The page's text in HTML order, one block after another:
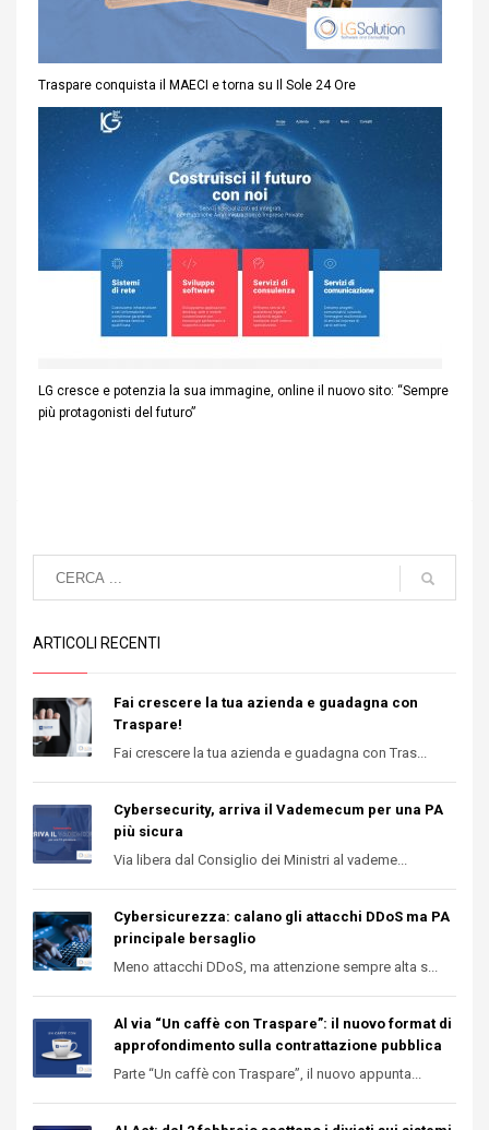
Traspare conquista il MAECI e torna su Il Sole 24 Ore
LG cresce e potenzia la sua immagine, online il nuovo sito: “Sempre
più protagonisti del futuro”
ARTICOLI RECENTI
Fai crescere la tua azienda e guadagna con
Traspare!
Fai crescere la tua azienda e guadagna con Tras...
Cybersecurity, arriva il Vademecum per una PA
più sicura
Via libera dal Consiglio dei Ministri al vademe...
Cybersicurezza: calano gli attacchi DDoS ma PA
principale bersaglio
Meno attacchi DDoS, ma attenzione sempre alta s...
Al via “Un caffè con Traspare”: il nuovo format di
approfondimento sulla contrattazione pubblica
Parte “Un caffè con Traspare”, il nuovo appunta...